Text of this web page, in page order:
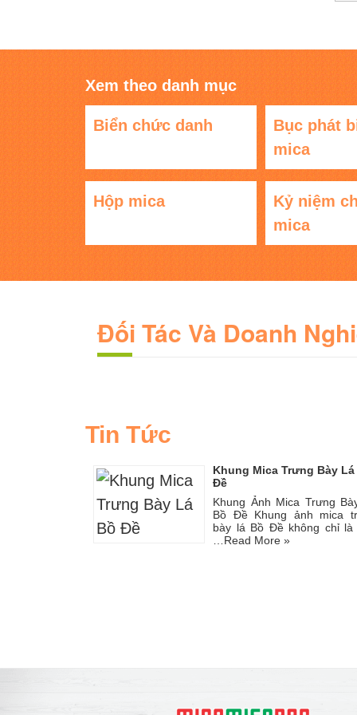
Xem theo danh mục
Biển chức danh
Bục phát
mica
Hộp mica
Kỷ niệm
mica
Đối Tác Và Doanh
Tin Tức
Khung Mica Trưng Bày Lá
Đề
Khung Ảnh Mica Trưng
Bồ Đề Khung ảnh mica
bày lá Bồ Đề không chỉ là
Read More »